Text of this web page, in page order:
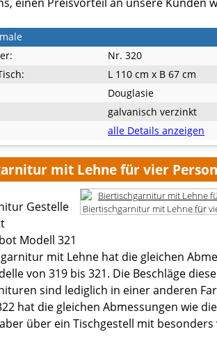
Nr. 320
L 110 cm x B 67 cm
Douglasie
galvanisch verzinkt
alle Details anzeigen
mit Lehne für vier
Biertischgarnitur mit Lehne für
Gestelle
Modell 321
mit Lehne hat die gleichen
von 319 bis 321. Die Beschläge
sind lediglich in einer anderen
hat die gleichen Abmessungen wie
über ein Tischgestell mit